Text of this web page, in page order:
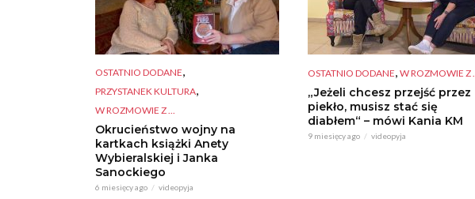
OSTATNIO DODANE,
PRZYSTANEK KULTURA,
W ROZMOWIE Z ...
Okrucieństwo wojny na
kartkach książki Anety
Wybieralskiej i Janka
Sanockiego
6 miesięcy ago videopyja
OSTATNIO DODANE, W ROZMOWIE Z ...
„Jeżeli chcesz przejść przez
piekło, musisz stać się
diabłem“ – mówi Kania KM
9 miesięcy ago videopyja